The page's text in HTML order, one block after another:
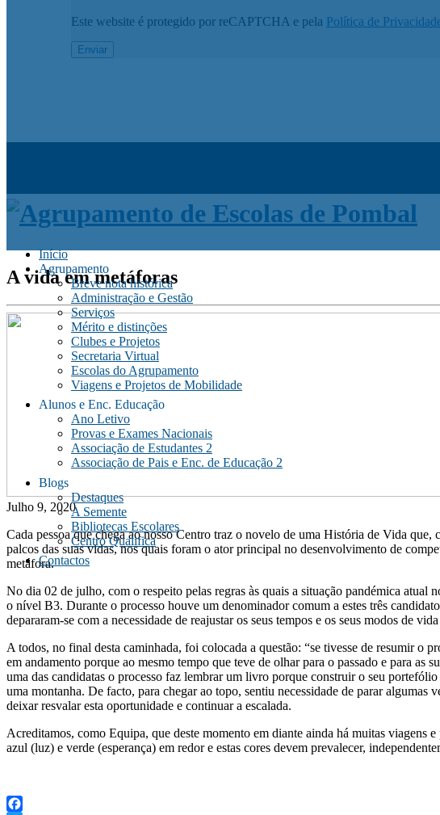
Este website é protegido por reCAPTCHA e pela Política de
Início
Agrupamento
Breve nota histórica
Administração e Gestão
Serviços
Mérito e distinções
Clubes e Projetos
Secretaria Virtual
Escolas do Agrupamento
Viagens e Projetos de Mobilidade
Alunos e Enc. Educação
Ano Letivo
Provas e Exames Nacionais
Associação de Estudantes 2
Associação de Pais e Enc. de Educação 2
Blogs
Destaques
A Semente
Bibliotecas Escolares
Centro Qualifica
Contactos
A vida em metáforas
Julho 9, 2020
Cada pessoa que chega ao nosso Centro traz o novelo de uma História de Vida
palcos das suas vidas, nos quais foram o ator principal no desenvolvimento de
metáfora.
No dia 02 de julho, com o respeito pelas regras às quais a situação pandémica
o nível B3. Durante o processo houve um denominador comum a estes três
depararam-se com a necessidade de reajustar os seus tempos e os seus modos de
A todos, no final desta caminhada, foi colocada a questão: “se tivesse de resumir o
em andamento porque ao mesmo tempo que teve de olhar para o passado e para
uma das candidatas o processo faz lembrar um livro porque construir o seu
uma montanha. De facto, para chegar ao topo, sentiu necessidade de parar
deixar resvalar esta oportunidade e continuar a escalada.
Acreditamos, como Equipa, que deste momento em diante ainda há muitas viagens
azul (luz) e verde (esperança) em redor e estas cores devem prevalecer,